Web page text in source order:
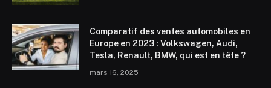
Comparatif des ventes automobiles en
Europe en 2023 : Volkswagen, Audi,
Tesla, Renault, BMW, qui est en tête ?
mars 16, 2025